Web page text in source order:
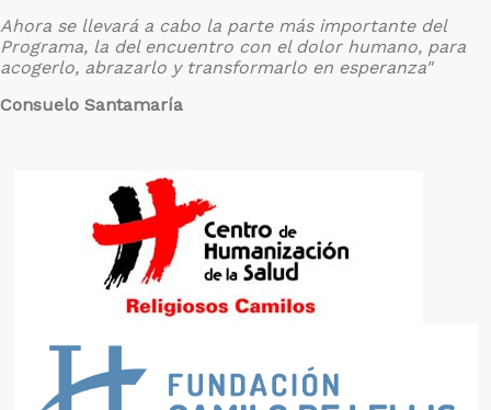
Ahora se llevará a cabo la parte más importante del
Programa, la del encuentro con el dolor humano, para
acogerlo, abrazarlo y transformarlo en esperanza"
Consuelo Santamaría